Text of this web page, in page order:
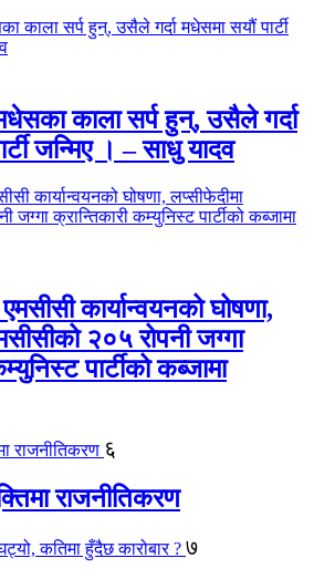
काला सर्प हुन्, उसैले गर्दा
जन्मिए । – साधु यादव
कार्यान्वयनको घोषणा,
२०५ रोपनी जग्गा
पार्टीको कब्जामा
६
राजनीतिकरण
७